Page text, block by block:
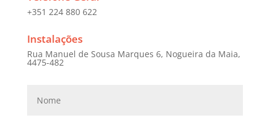
+351 224 880 622
Instalações
Rua Manuel de Sousa Marques 6, Nogueira da Maia,
4475-482